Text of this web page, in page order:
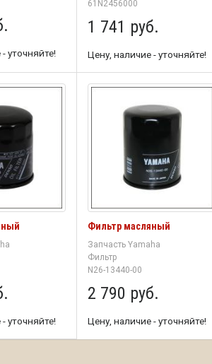
уточняйте!
61N2456000
1 741 руб.
Цену, наличие - уточняйте!
уточняйте!
Фильтр масляный
Запчасть Yamaha
Фильтр
N26-13440-00
2 790 руб.
Цену, наличие - уточняйте!